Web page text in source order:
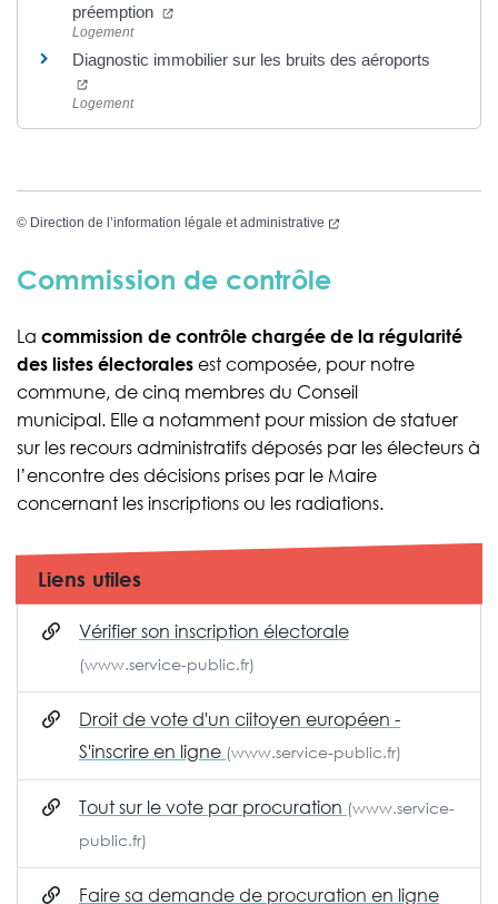
préemption
(nouvelle fenêtre)
Logement
Diagnostic immobilier sur les bruits des aéroports
(nouvelle fenêtre)
Logement
© Direction de l’information légale et administrative (nouvelle fenêtre)
Commission de contrôle
La commission de contrôle chargée de la régularité
des listes électorales est composée, pour notre
commune, de cinq membres du Conseil
municipal. Elle a notamment pour mission de statuer
sur les recours administratifs déposés par les électeurs à
l’encontre des décisions prises par le Maire
concernant les inscriptions ou les radiations.
Liens utiles
Vérifier son inscription électorale
(www.service-public.fr)
Droit de vote d'un ciitoyen européen -
S'inscrire en ligne (www.service-public.fr)
Tout sur le vote par procuration (www.service-
public.fr)
Faire sa demande de procuration en ligne